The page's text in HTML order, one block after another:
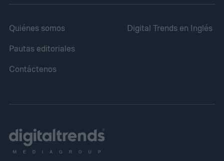
Quiénes somos
Pautas editoriales
Contáctenos
Digital Trends en Inglés